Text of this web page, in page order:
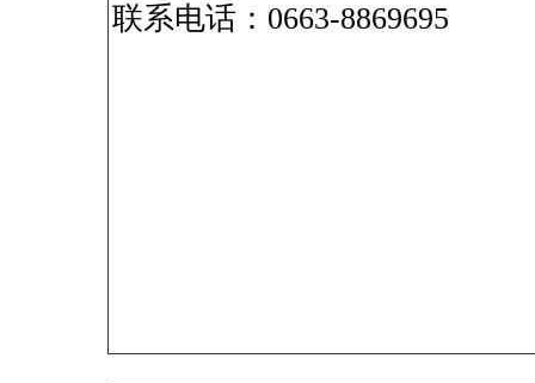
联系电话： 0663-8869695